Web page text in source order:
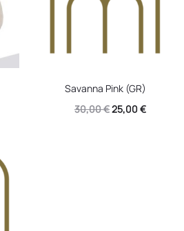
Savanna Pink (GR)
30,00€Original
25,00€Η